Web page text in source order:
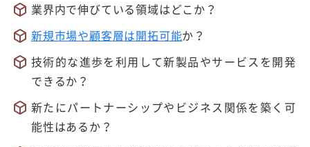
業界内で伸びている領域はどこか？
新規市場や顧客層は開拓可能か？
技術的な進歩を利用して新製品やサービスを開発
できるか？
新たにパートナーシップやビジネス関係を築く可
能性はあるか？